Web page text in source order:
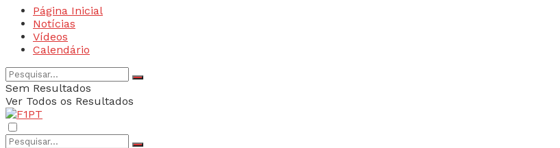
Página Inicial
Notícias
Vídeos
Calendário
Sem Resultados
Ver Todos os Resultados